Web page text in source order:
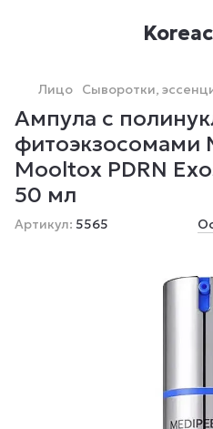
Лицо Сыворотки,
Ампула с
фитоэкзосомами
Mooltox PDRN
50 мл
Артикул: 5565